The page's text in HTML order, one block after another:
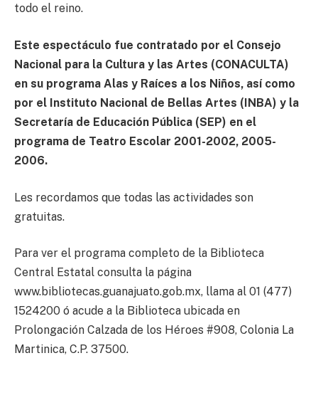
todo el reino.
Este espectáculo fue contratado por el Consejo
Nacional para la Cultura y las Artes (CONACULTA)
en su programa Alas y Raíces a los Niños, así como
por el Instituto Nacional de Bellas Artes (INBA) y la
Secretaría de Educación Pública (SEP) en el
programa de Teatro Escolar 2001-2002, 2005-
2006.
Les recordamos que todas las actividades son
gratuitas.
Para ver el programa completo de la Biblioteca
Central Estatal consulta la página
www.bibliotecas.guanajuato.gob.mx, llama al 01 (477)
1524200 ó acude a la Biblioteca ubicada en
Prolongación Calzada de los Héroes #908, Colonia La
Martinica, C.P. 37500.